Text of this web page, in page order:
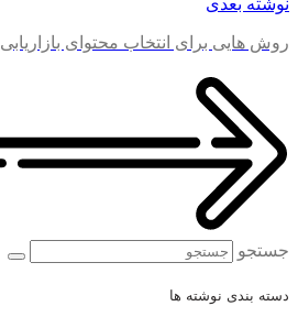
نوشته بعدی
روش هایی برای انتخاب محتوای بازاریابی
جستجو
دسته بندی نوشته ها